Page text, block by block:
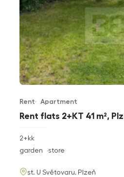
Rent flats 2+KT 41 m²,
Offer type
Rent
Property type
Apartment
rozměry
2+kk
funkce
garden store
adresa
st. U Světovaru, Plzeň